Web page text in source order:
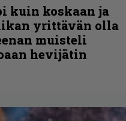
kuin koskaan ja
yrittävän olla
muisteli
hevijätin